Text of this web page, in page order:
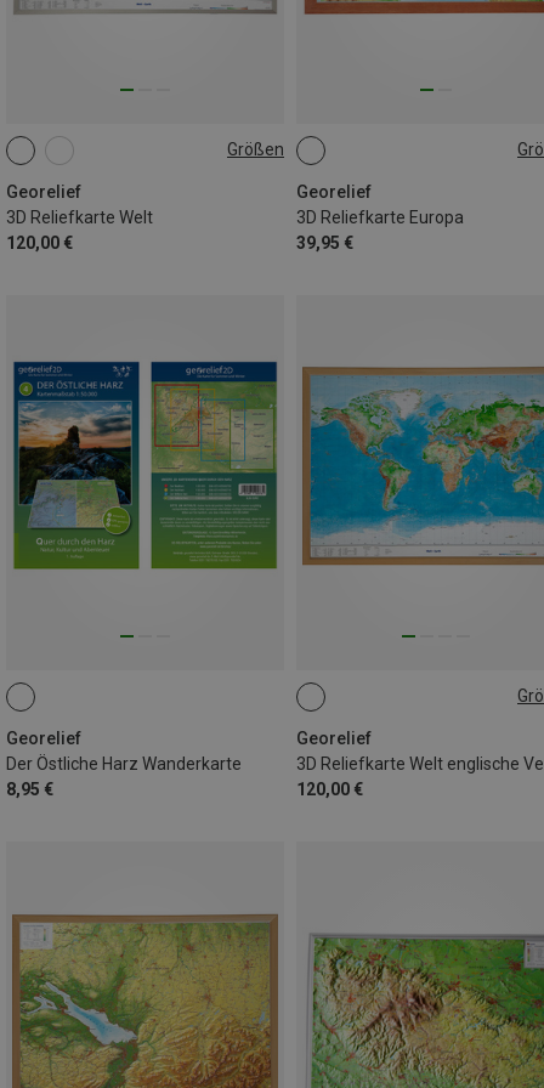
Größen
Georelief
3D Reliefkarte Welt
120,00 €
GROSS
Georelief
3D Reliefkarte Europa
39,95 €
KLEIN
Georelief
Der Östliche Harz Wanderkarte
8,95 €
Georelief
120,00 €
GROSS